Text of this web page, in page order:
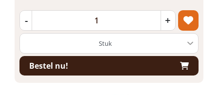
- +
Bestel nu!